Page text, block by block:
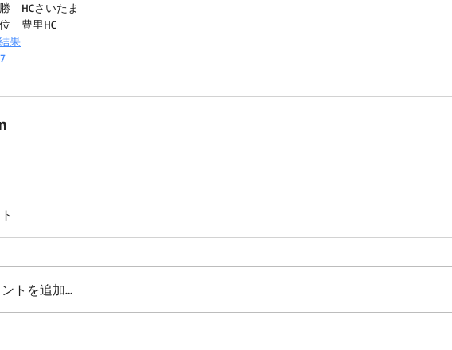
　HCさいたま
　豊里HC
果
トを追加…